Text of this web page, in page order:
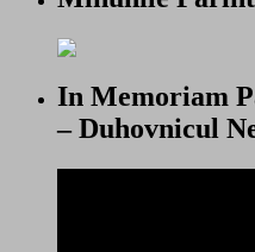
In Memoriam
– Duhovnicul